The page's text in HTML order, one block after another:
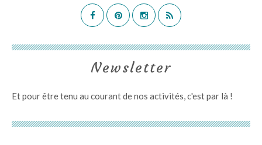
Newsletter
Et pour être tenu au courant de nos activités,c'est par là !